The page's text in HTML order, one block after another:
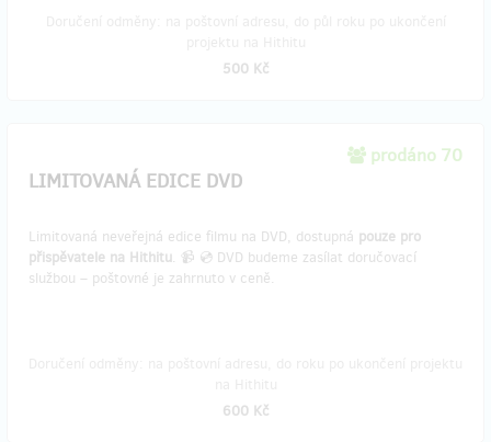
500 Kč
prodáno 70
LIMITOVANÁ EDICE DVD
Limitovaná neveřejná edice filmu na DVD, dostupná pouze pro
přispěvatele na Hithitu. 📹 💿 DVD budeme zasílat doručovací
službou – poštovné je zahrnuto v ceně.
600 Kč